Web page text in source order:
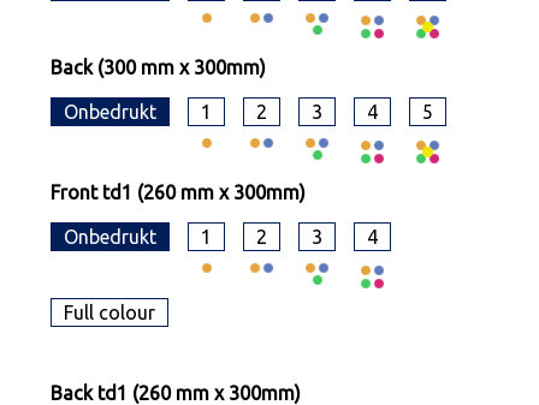
Back (300 mm x 300mm)
Onbedrukt 1 2 3 4 5
Front td1 (260 mm x 300mm)
Onbedrukt 1 2 3 4
Full colour
Back td1 (260 mm x 300mm)